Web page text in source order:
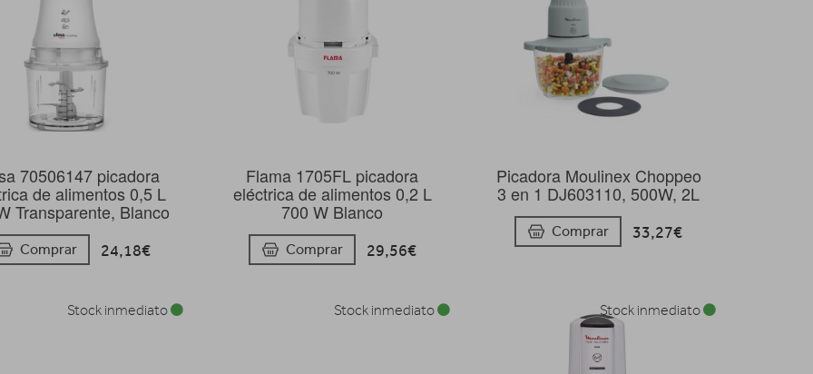
70506147 picadora
de alimentos 0,5 L
Transparente, Blanco
Comprar 24,18€
Flama 1705FL picadora
eléctrica de alimentos 0,2 L
700 W Blanco
Comprar 29,56€
Picadora Moulinex Choppeo
3 en 1 DJ603110, 500W, 2L
Comprar 33,27€
Stock inmediato Stock inmediato Stock inmediato